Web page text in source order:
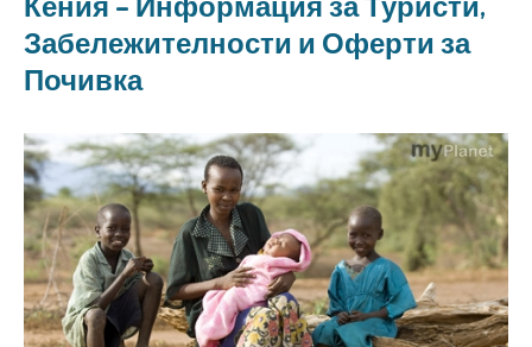
Забележителности и Оферти за
Почивка